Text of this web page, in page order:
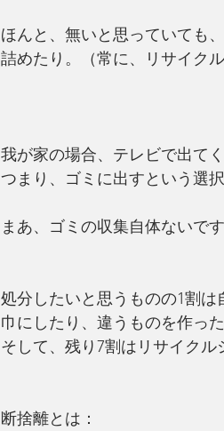
ほんと、無いと思っていても
詰めたり。（常に、リサイク
我が家の場合、テレビで出て
つまり、ゴミに出すという選
まあ、ゴミの収集自体ないです
処分したいと思うものの1割
巾にしたり、違うものを作っ
そして、残り7割はリサイクル
断捨離とは：